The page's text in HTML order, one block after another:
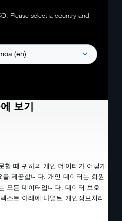
Please select a country and
(en)
재 고객을 위한 개인정보 보호 규정 정보
보기
할 때 귀하의 개인 데이터가 어떻게
제공합니다. 개인 데이터는 회원
모든 데이터입니다. 데이터 보호
스트 아래에 나열된 개인정보처리